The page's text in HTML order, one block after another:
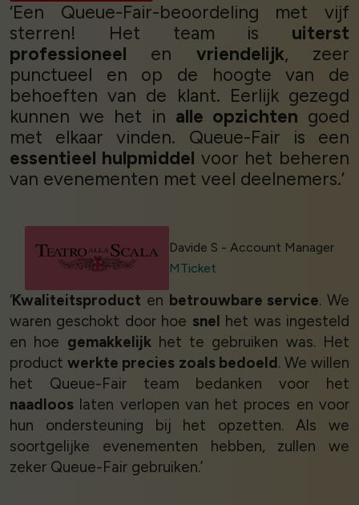
‘Een Queue-Fair-beoordeling met vijf
sterren! Het team is uiterst
professioneel en vriendelijk, zeer
punctueel en op de hoogte van de
behoeften van de klant. Eerlijk gezegd
kunnen we het in alle opzichten goed
met elkaar vinden. Queue-Fair is een
essentieel hulpmiddel voor het beheren
van evenementen met veel deelnemers.’
Davide S - Account Manager
MTicket
‘Kwaliteitsproduct en betrouwbare service. We
waren geschokt door hoe snel het was ingesteld
en hoe gemakkelijkhet te gebruiken was. Het
productwerkte precies zoals bedoeld. We willen
het Queue-Fair team bedanken voor het
naadloos laten verlopen van het proces en voor
hun ondersteuning bij het opzetten. Als we
soortgelijke evenementen hebben, zullen we
zeker Queue-Fair gebruiken.’